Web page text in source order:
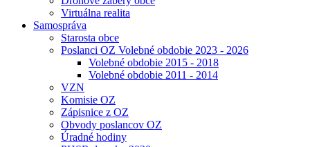
Virtuálna realita
Samospráva
Starosta obce
Poslanci OZ Volebné obdobie 2023 - 2026
Volebné obdobie 2015 - 2018
Volebné obdobie 2011 - 2014
VZN
Komisie OZ
Zápisnice z OZ
Obvody poslancov OZ
Úradné hodiny